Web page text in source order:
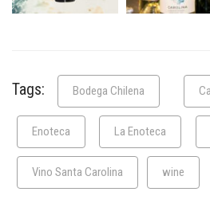
Tags: Bodega Chilena
Enoteca La Enoteca
Vino Santa Carolina wine